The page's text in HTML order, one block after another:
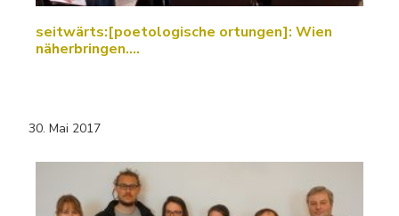
seitwärts:[poetologische ortungen]: Wien
näherbringen....
30. Mai 2017